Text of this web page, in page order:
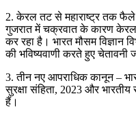
2. केरल तट से महाराष्ट्र तक फैले
गुजरात में चक्रवात के कारण केरल
कर रहा है। भारत मौसम विज्ञान
की भविष्यवाणी करते हुए चेतावनी
3. तीन नए आपराधिक कानून –
सुरक्षा संहिता, 2023 और
हैं।